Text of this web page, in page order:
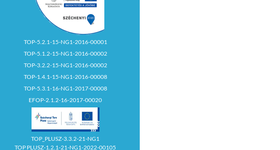
TOP-5.2.1-15-NG1-2016-00001
TOP-5.1.2-15-NG1-2016-00002
TOP-3.2.2-15-NG1-2016-00002
TOP-1.4.1-15-NG1-2016-00008
TOP-5.3.1-16-NG1-2017-00008
EFOP-2.1.2-16-2017-00020
TOP_PLUSZ-3.3.2-21-NG1
TOP PLUSZ-1.2.1-21-NG1-2022-00105